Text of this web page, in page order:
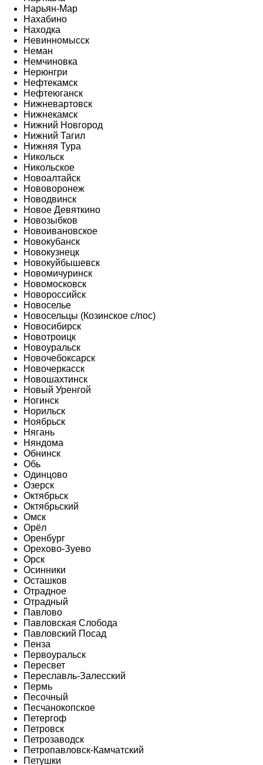
Нарьян-Мар
Нахабино
Находка
Невинномысск
Неман
Немчиновка
Нерюнгри
Нефтекамск
Нефтеюганск
Нижневартовск
Нижнекамск
Нижний Новгород
Нижний Тагил
Нижняя Тура
Никольск
Никольское
Новоалтайск
Нововоронеж
Новодвинск
Новое Девяткино
Новозыбков
Новоивановское
Новокубанск
Новокузнецк
Новокуйбышевск
Новомичуринск
Новомосковск
Новороссийск
Новоселье
Новосельцы (Козинское с/пос)
Новосибирск
Новотроицк
Новоуральск
Новочебоксарск
Новочеркасск
Новошахтинск
Новый Уренгой
Ногинск
Норильск
Ноябрьск
Нягань
Няндома
Обнинск
Обь
Одинцово
Озерск
Октябрьск
Октябрьский
Омск
Орёл
Оренбург
Орехово-Зуево
Орск
Осинники
Осташков
Отрадное
Отрадный
Павлово
Павловская Слобода
Павловский Посад
Пенза
Первоуральск
Пересвет
Переславль-Залесский
Пермь
Песочный
Песчанокопское
Петергоф
Петровск
Петрозаводск
Петропавловск-Камчатский
Петушки